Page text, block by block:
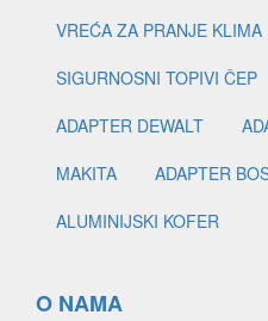
VREĆA ZA PRANJE KLIMA
SIGURNOSNI TOPIVI ČEP
ADAPTER DEWALT
MAKITA
ADAPTER
ALUMINIJSKI KOFER
O NAMA